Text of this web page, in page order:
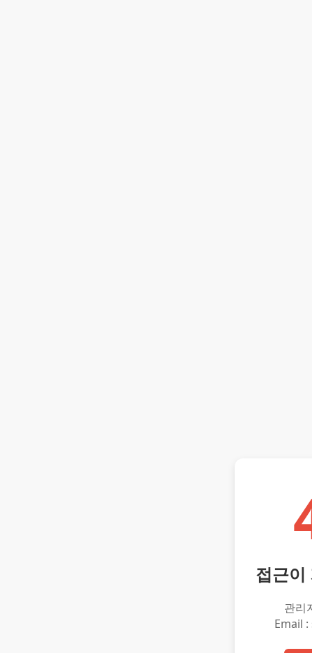
접근이
관리
Email